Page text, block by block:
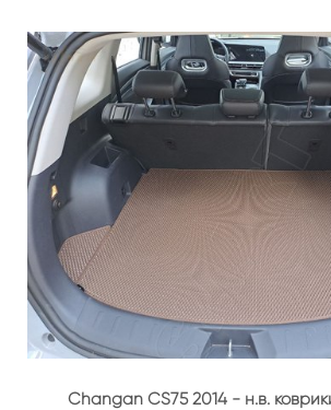
Changan CS75 2014 - н.в.